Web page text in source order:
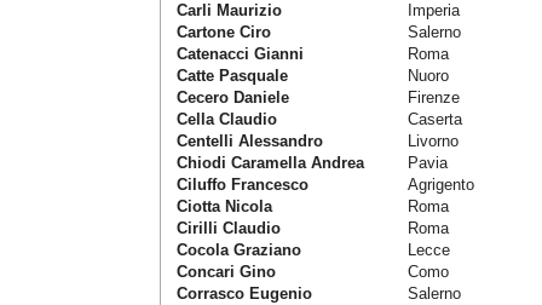
Carli Maurizio
Imperia
Cartone Ciro
Salerno
Catenacci Gianni
Roma
Catte Pasquale
Nuoro
Cecero Daniele
Firenze
Cella Claudio
Caserta
Centelli Alessandro
Livorno
Chiodi Caramella Andrea
Pavia
Ciluffo Francesco
Agrigento
Ciotta Nicola
Roma
Cirilli Claudio
Roma
Cocola Graziano
Lecce
Concari Gino
Como
Corrasco Eugenio
Salerno